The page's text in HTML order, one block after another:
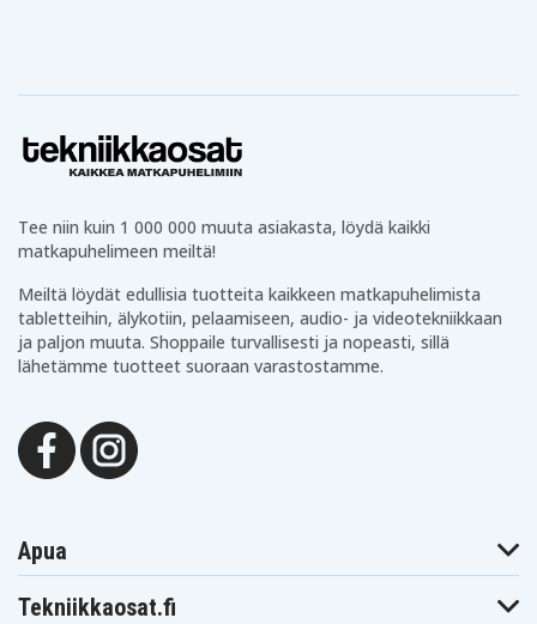
Tee niin kuin 1 000 000 muuta asiakasta, löydä kaikki
matkapuhelimeen meiltä!
Meiltä löydät edullisia tuotteita kaikkeen matkapuhelimista
tabletteihin, älykotiin, pelaamiseen, audio- ja videotekniikkaan
ja paljon muuta. Shoppaile turvallisesti ja nopeasti, sillä
lähetämme tuotteet suoraan varastostamme.
Apua
Tekniikkaosat.fi